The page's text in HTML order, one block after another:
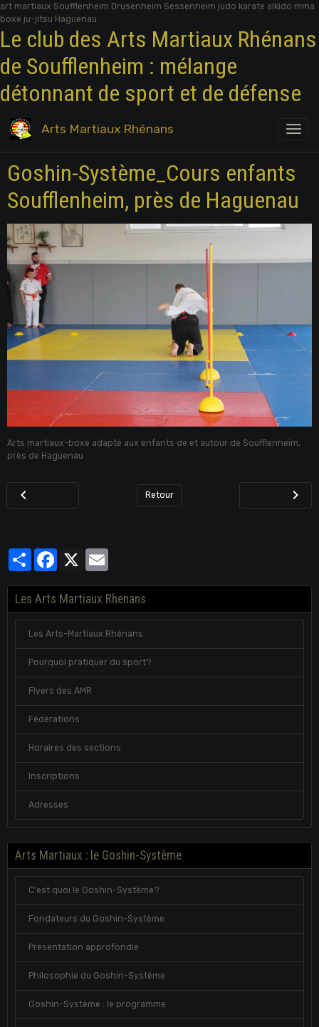
art martiaux Soufflenheim Drusenheim Sessenheim judo karate aikido mma
boxe ju-jitsu Haguenau
Le club des Arts Martiaux Rhénans
de Soufflenheim : mélange
détonnant de sport et de défense
Arts Martiaux Rhénans
Goshin-Système_Cours enfants
Soufflenheim, près de Haguenau
Arts martiaux-boxe adapté aux enfants de et autour de Soufflenheim,
près de Haguenau
Retour
PartagerFacebook
X
Les Arts Martiaux Rhenans
Les Arts-Martiaux Rhénans
Pourquoi pratiquer du sport?
Flyers des AMR
Fédérations
Horaires des sections
Inscriptions
Adresses
Arts Martiaux : le Goshin-Système
C'est quoi le Goshin-Système?
Fondateurs du Goshin-Système
Présentation approfondie
Philosophie du Goshin-Système
Goshin-Système : le programme